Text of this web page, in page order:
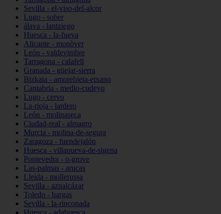
Sevilla - el-viso-del-alcor
Lugo - sober
álava - lantziego
Huesca - la-fueva
Alicante - monòver
León - valdevimbre
Tarragona - calafell
Granada - güejar-sierra
Bizkaia - amorebieta-etxano
Cantabria - medio-cudeyo
Lugo - cervo
La-rioja - lardero
León - molinaseca
Ciudad-real - almagro
Murcia - molina-de-segura
Zaragoza - fuendejalón
Huesca - villanueva-de-sigena
Pontevedra - o-grove
Las-palmas - arucas
Lleida - mollerussa
Sevilla - aznalcázar
Toledo - bargas
Sevilla - la-rinconada
Huesca - adahuesca